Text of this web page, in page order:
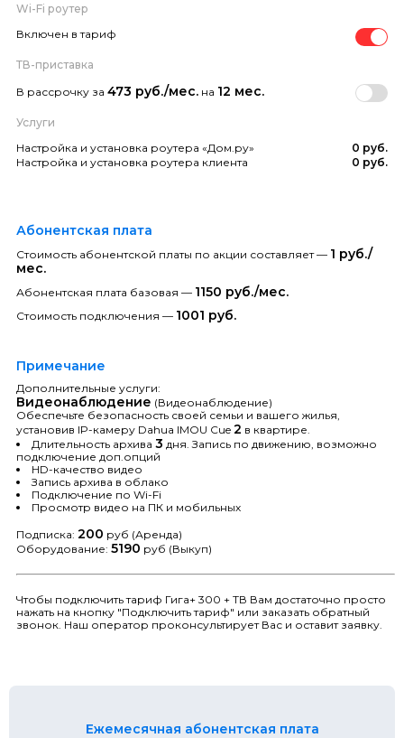
Wi-Fi роутер
Включен в тариф
ТВ-приставка
В рассрочку за 473 руб./мес. на 12 мес.
Услуги
Настройка и установка роутера «Дом.ру»
0 руб.
Настройка и установка роутера клиента
0 руб.
Абонентская плата
Стоимость абонентской платы по акции составляет — 1 руб./
мес.
Абонентская плата базовая — 1150 руб./мес.
Стоимость подключения — 1001 руб.
Примечание
Дополнительные услуги:
Видеонаблюдение (Видеонаблюдение)
Обеспечьте безопасность своей семьи и вашего жилья,
установив IP-камеру Dahua IMOU Cue 2 в квартире.
Длительность архива 3 дня. Запись по движению, возможно
подключение доп.опций
HD-качество видео
Запись архива в облако
Подключение по Wi-Fi
Просмотр видео на ПК и мобильных
Подписка: 200 руб (Аренда)
Оборудование: 5190 руб (Выкуп)
Чтобы подключить тариф Гига+ 300 + ТВ Вам достаточно просто
нажать на кнопку "Подключить тариф" или заказать обратный
звонок. Наш оператор проконсультирует Вас и оставит заявку.
Ежемесячная абонентская плата